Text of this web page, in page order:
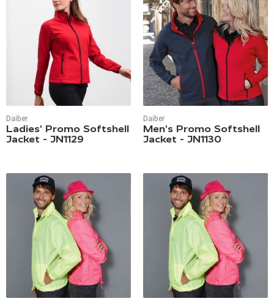
Daiber
Ladies' Promo Softshell
Jacket - JN1129
Daiber
Men's Promo Softshell
Jacket - JN1130